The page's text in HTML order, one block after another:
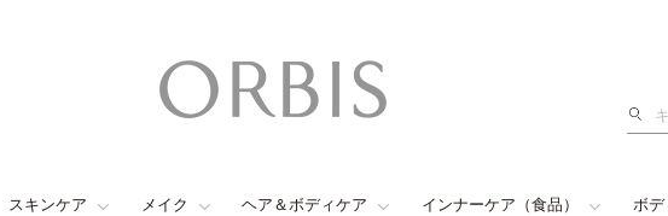
スキンケア メイク ヘア＆ボディケア インナーケア（食品） ボデ